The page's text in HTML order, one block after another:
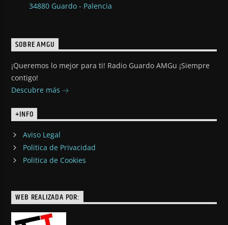
34880 Guardo - Palencia
SOBRE AMGU
¡Queremos lo mejor para ti! Radio Guardo AMGu ¡Siempre
contigo!
Descubre más
+INFO
Aviso Legal
Politica de Privacidad
Politica de Cookies
WEB REALIZADA POR: